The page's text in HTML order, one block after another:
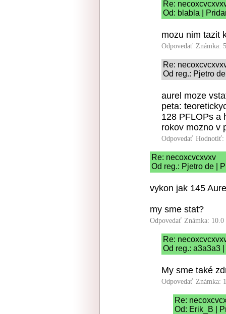
Re:
Od: blabla |
mozu nim tazit
Odpovedať Známka:
Re:
Od reg.: Pjetro
aurel moze
peta:
128 PFLOPs a
rokov mozno v
Odpovedať Hodnotiť:
Re: necoxcvcxvxv
Od reg.: Pjetro de |
vykon jak 145
my sme stat?
Odpovedať Známka: 10.0
Re:
Od reg.: a3a3a3
My sme také
Odpovedať Známka:
Re:
Od: Erik_B |